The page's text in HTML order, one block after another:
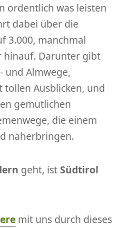
ordentlich was leisten
dabei über die
3.000, manchmal
hinauf. Darunter gibt
und Almwege,
tollen Ausblicken, und
gemütlichen
die einem
näherbringen.
geht, ist Südtirol
mit uns durch dieses